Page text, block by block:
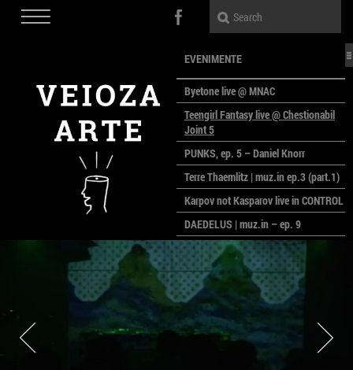
EVENIMENTE
Byetone live @ MNAC
Teengirl Fantasy live @ Chestionabil
Joint 5
PUNKS, ep. 5 – Daniel Knorr
Terre Thaemlitz | muz.in ep.3 (part.1)
Karpov not Kasparov live in CONTROL
DAEDELUS | muz.in – ep. 9
LALELE, LALELE – prima premieră a
anului la MACAZ
CinePOLSKA – filme poloneze la
București
PEOPLE OF ROMANIA se lansează la
galeria Simeza
All Stars For Outernational